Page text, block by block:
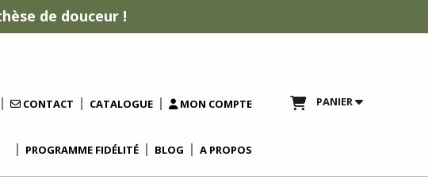
de douceur !
CONTACT CATALOGUE MON COMPTE
PROGRAMME FIDÉLITÉ BLOG A PROPOS
PANIER